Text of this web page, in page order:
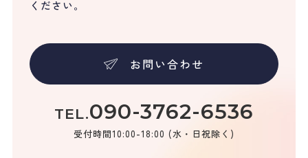
ください。
お問い合わせ
TEL.090-3762-6536
受付時間10:00-18:00 (水・日祝除く)